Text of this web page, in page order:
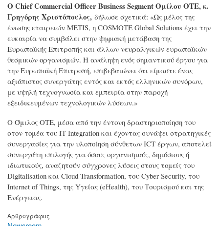
Ο Chief Commercial Officer Business Segment Ομίλου ΟΤΕ, κ.
Γρηγόρης Χριστόπουλος, δήλωσε σχετικά: «Ως μέλος της
ένωσης εταιρειών METIS, η COSMOTE Global Solutions έχει την
ευκαιρία να συμβάλει στην ψηφιακή μετάβαση της
Ευρωπαϊκής Επιτροπής και άλλων νευραλγικών ευρωπαϊκών
θεσμικών οργανισμών. Η ανάληψη ενός σημαντικού έργου για
την Ευρωπαϊκή Επιτροπή, επιβεβαιώνει ότι είμαστε ένας
αξιόπιστος συνεργάτης εντός και εκτός ελληνικών συνόρων,
με υψηλή τεχνογνωσία και εμπειρία στην παροχή
εξειδικευμένων τεχνολογικών λύσεων.»
O Όμιλος OTE, μέσα από την έντονη δραστηριοποίηση του
στον τομέα του IT Integration και έχοντας συνάψει στρατηγικές
συνεργασίες για την υλοποίηση σύνθετων ICT έργων, αποτελεί
συνεργάτη επιλογής για όσους οργανισμούς, δημόσιους ή
ιδιωτικούς, αναζητούν σύγχρονες λύσεις στους τομείς του
Digitalisation και Cloud Transformation, του Cyber Security, του
Internet of Things, της Yγείας (eHealth), του Tουρισμού και της
Eνέργειας.
Αρθρογράφος